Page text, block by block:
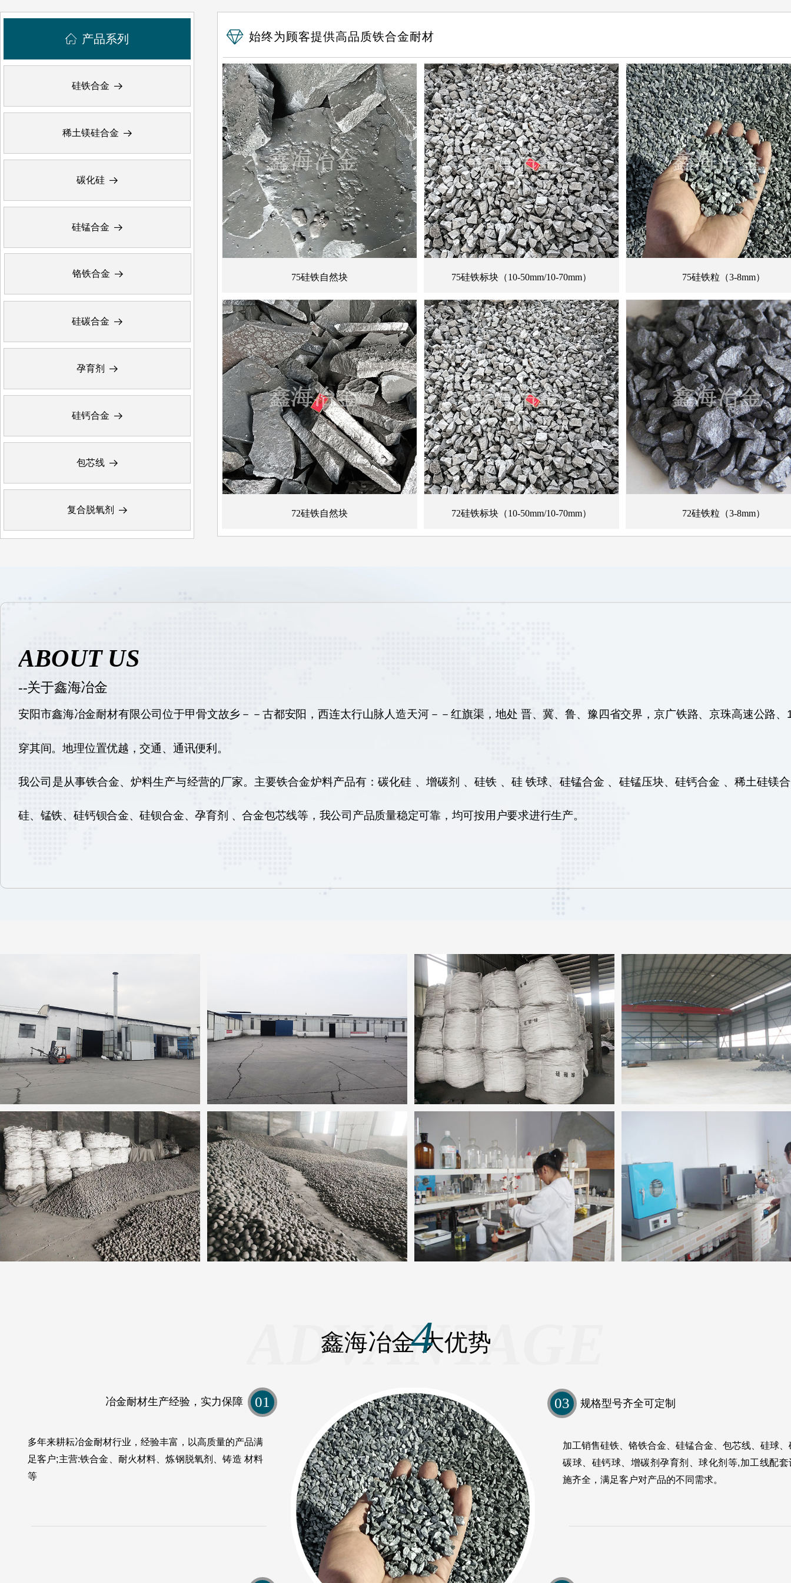
ꀇ 产品系列
硅铁合金 뀠
稀土镁硅合金 뀠
碳化硅 뀠
硅锰合金 뀠
铬铁合金 뀠
硅碳合金 뀠
孕育剂 뀠
硅钙合金 뀠
包芯线 뀠
复合脱氧剂 뀠
75硅铁自然块 75硅铁标块（10-50mm/10-70mm） 75硅铁粒（3-8mm）
72硅铁自然块 72硅铁标块（10-50mm/10-70mm） 72硅铁粒（3-8mm）
ꁐ 始终为顾客提供高品质铁合金耐材
ABOUT US
--关于鑫海冶金
安阳市鑫海冶金耐材有限公司位于甲骨文故乡－－古都安阳，西连太行山脉人造天河－－红旗渠，地处 晋、冀、鲁、豫四省交界，京广铁路、京珠高速公路、
穿其间。地理位置优越，交通、通讯便利。
我公司是从事铁合金、炉料生产与经营的厂家。主要铁合金炉料产品有：碳化硅 、增碳剂 、硅铁 、硅 铁球、硅锰合金 、硅锰压块、硅钙合金 、稀土硅镁
硅、锰铁、硅钙钡合金、硅钡合金、孕育剂 、合金包芯线等，我公司产品质量稳定可靠，均可按用户要求进行生产。
01
冶金耐材生产经验，实力保障
多年来耕耘冶金耐材行业，经验丰富，以高质量的产品满
足客户;主营:铁合金、耐火材料、炼钢脱氧剂、铸造 材料
等
03 规格型号齐全可定制
加工销售硅铁、铬铁合金、硅锰合金、包芯线、硅球、
碳球、硅钙球、增碳剂孕育剂、球化剂等,加工线配套
施齐全，满足客户对产品的不同需求。
ADVANTAGE
S
鑫海冶金 大优势
4